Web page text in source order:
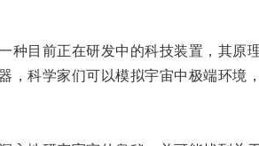
目前正在研发中的科技装置，其原理
科学家们可以模拟宇宙中极端环境，